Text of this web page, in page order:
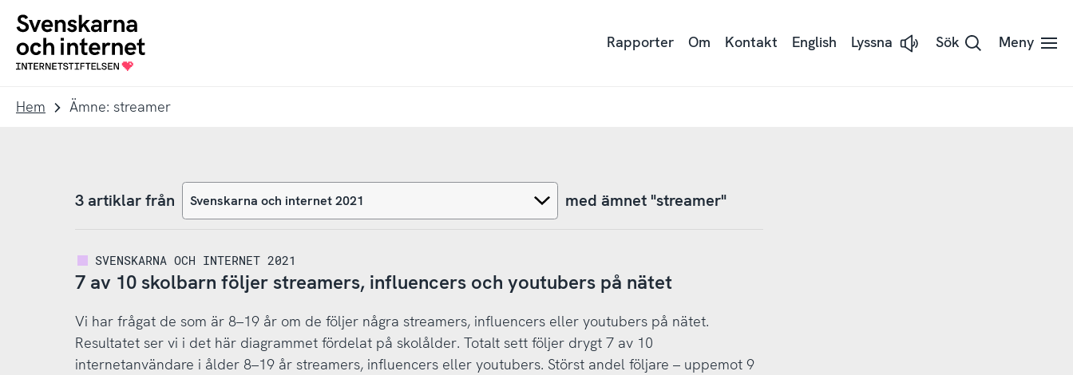
navigation
innehåll
To
startpage
Rapporter Om Kontakt English Lyssna
Lyssna Sök Meny
Hem Ämne: streamer
3 artiklar från med ämnet "streamer"
SVENSKARNA OCH INTERNET 2021
7 av 10 skolbarn följer streamers, influencers och youtubers på nätet
Vi har frågat de som är 8–19 år om de följer några streamers, influencers eller youtubers på nätet.
Resultatet ser vi i det här diagrammet fördelat på skolålder. Totalt sett följer drygt 7 av 10
internetanvändare i ålder 8–19 år streamers, influencers eller youtubers. Störst andel följare – uppemot 9